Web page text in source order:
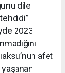
dile
2023
afet